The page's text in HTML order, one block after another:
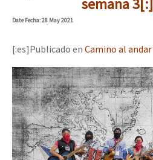
semana 3[:]
DateFecha: 28 May 2021
[:es]Publicado en Camino al andar